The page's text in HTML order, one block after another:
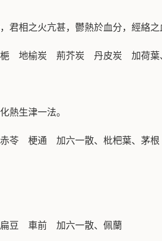
相之火亢甚，鬱熱於血分，經絡之
地榆炭 荊芥炭 丹皮炭 加荷葉
熱生津一法。
梗通 加六一散、枇杷葉、茅根
車前 加六一散、佩蘭